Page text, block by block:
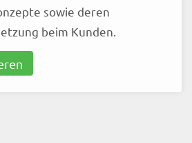
sowie deren
beim Kunden.